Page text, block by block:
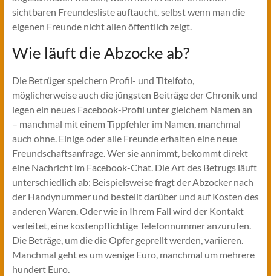
sichtbaren Freundesliste auftaucht, selbst wenn man die
eigenen Freunde nicht allen öffentlich zeigt.
Wie läuft die Abzocke ab?
Die Betrüger speichern Profil- und Titelfoto,
möglicherweise auch die jüngsten Beiträge der Chronik und
legen ein neues Facebook-Profil unter gleichem Namen an
– manchmal mit einem Tippfehler im Namen, manchmal
auch ohne. Einige oder alle Freunde erhalten eine neue
Freundschaftsanfrage. Wer sie annimmt, bekommt direkt
eine Nachricht im Facebook-Chat. Die Art des Betrugs läuft
unterschiedlich ab: Beispielsweise fragt der Abzocker nach
der Handynummer und bestellt darüber und auf Kosten des
anderen Waren. Oder wie in Ihrem Fall wird der Kontakt
verleitet, eine kostenpflichtige Telefonnummer anzurufen.
Die Beträge, um die die Opfer geprellt werden, variieren.
Manchmal geht es um wenige Euro, manchmal um mehrere
hundert Euro.